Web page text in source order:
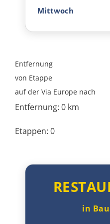
Sächsische
Tschechien
Ústí nad Labem
Prag
Pilsen
Taus
Mittwoch
Entfernung
von Etappe
auf der Via Europe nach
Entfernung: 0 km
Etappen: 0
in